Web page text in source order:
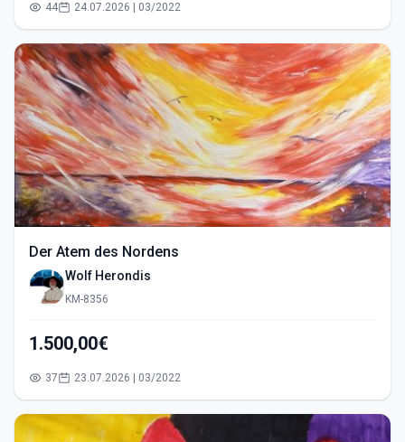
44 24.07.2026 | 03/2022
Der Atem des Nordens
Wolf Herondis
KM-8356
1.500,00€
37 23.07.2026 | 03/2022